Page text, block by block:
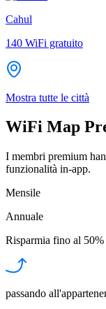
Cahul
140 WiFi gratuito
Mostra tutte le città
WiFi Map
I membri premium
funzionalità in-app.
Mensile
Annuale
Risparmia fino al 50%
passando